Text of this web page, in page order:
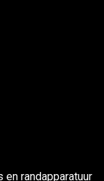
en randapparatuur